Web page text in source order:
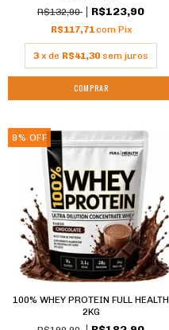
R$132,90
R$123,90
R$117,71com Pix
3 x de R$41,30 sem juros
COMPRAR
9% OFF
100% WHEY PROTEIN FULL HEALTH
2KG